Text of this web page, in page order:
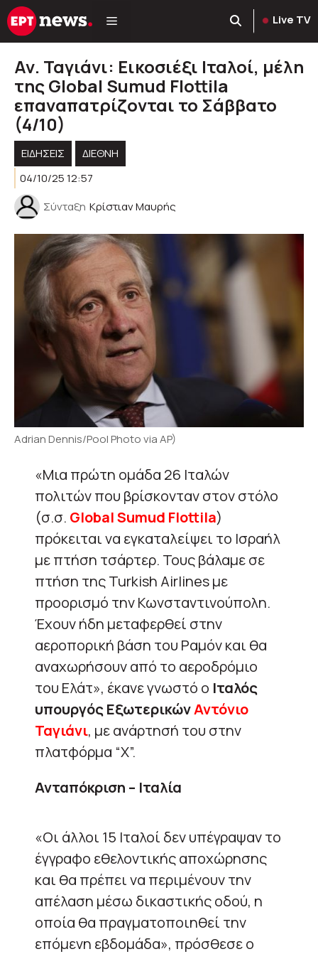
Μετάβαση
σε
Live TV
Αν. Ταγιάνι: Εικοσιέξι Ιταλοί, μέλη
της Global Sumud Flottila
επαναπατρίζονται το Σάββατο
(4/10)
ΕΙΔΗΣΕΙΣ
ΔΙΕΘΝΗ
04/10/25 12:57
Σύνταξη Κρίστιαν Μαυρής
Adrian Dennis/Pool Photo via AP)
«Μια πρώτη ομάδα 26 Ιταλών
πολιτών που βρίσκονταν στον στόλο
(σ.σ. Global Sumud Flottila)
πρόκειται να εγκαταλείψει το Ισραήλ
με πτήση τσάρτερ. Τους βάλαμε σε
πτήση της Turkish Airlines με
προορισμό την Κωνσταντινούπολη.
Έχουν ήδη μεταφερθεί στην
αεροπορική βάση του Ραμόν και θα
αναχωρήσουν από το αεροδρόμιο
του Ελάτ», έκανε γνωστό ο Ιταλός
υπουργός ΕξωτερικώνΑντόνιο
Ταγιάνι, με ανάρτησή του στην
πλατφόρμα “X”.
Ανταπόκριση – Ιταλία
«Οι άλλοι 15 Ιταλοί δεν υπέγραψαν το
έγγραφο εθελοντικής αποχώρησης
και θα πρέπει να περιμένουν την
απέλαση μέσω δικαστικής οδού, η
οποία θα πραγματοποιηθεί την
επόμενη εβδομάδα», πρόσθεσε ο